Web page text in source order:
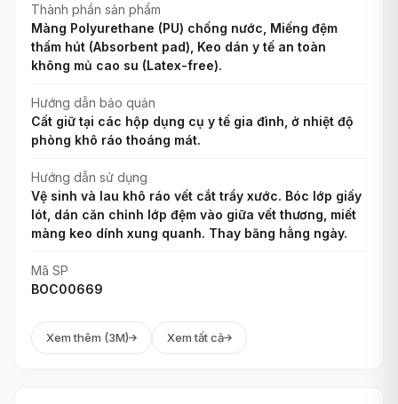
Thành phần sản phẩm
Màng Polyurethane (PU) chống nước, Miếng đệm
thấm hút (Absorbent pad), Keo dán y tế an toàn
không mủ cao su (Latex-free).
Hướng dẫn bảo quản
Cất giữ tại các hộp dụng cụ y tế gia đình, ở nhiệt độ
phòng khô ráo thoáng mát.
Hướng dẫn sử dụng
Vệ sinh và lau khô ráo vết cắt trầy xước. Bóc lớp giấy
lót, dán căn chỉnh lớp đệm vào giữa vết thương, miết
màng keo dính xung quanh. Thay băng hằng ngày.
Mã SP
BOC00669
Xem thêm (3M) Xem tất cả